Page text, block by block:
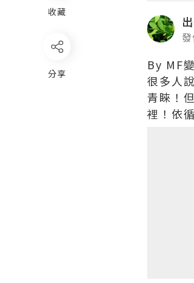
By MF
很多人
青睞！
裡！依
收藏
分享